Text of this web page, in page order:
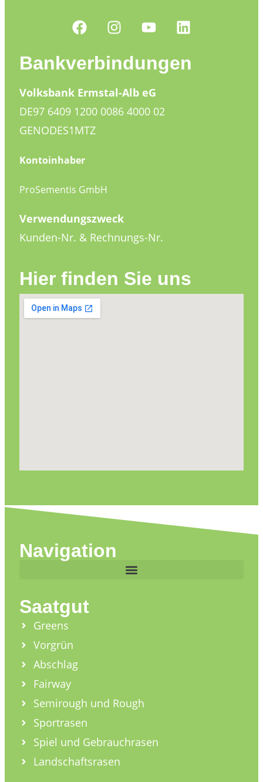
Bankverbindungen
Volksbank Ermstal-Alb eG
DE97 6409 1200 0086 4000 02
GENODES1MTZ
Kontoinhaber
ProSementis GmbH
Verwendungszweck
Kunden-Nr. & Rechnungs-Nr.
Hier finden Sie uns
Navigation
Saatgut
Greens
Vorgrün
Abschlag
Fairway
Semirough und Rough
Sportrasen
Spiel und Gebrauchrasen
Landschaftsrasen